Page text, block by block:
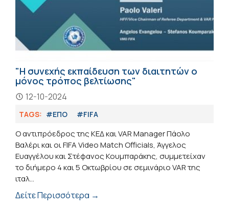
"Η συνεχής εκπαίδευση των διαιτητών ο
μόνος τρόπος βελτίωσης"
12-10-2024
TAGS: #ΕΠΟ #FIFA
Ο αντιπρόεδρος της ΚΕΔ και VAR Manager Πάολο
Βαλέρι και οι FIFA Video Match Officials, Άγγελος
Ευαγγέλου και Στέφανος Κουμπαράκης, συμμετείχαν
το διήμερο 4 και 5 Οκτωβρίου σε σεμινάριο VAR της
ιταλ...
Δείτε Περισσότερα →